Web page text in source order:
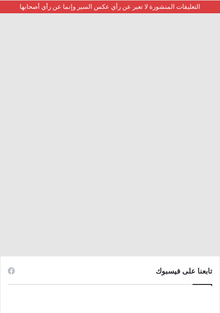
التعليقات المنشورة لا تعبر عن رأي عكس السير وإنما عن رأي أصحابها
تابعنا على فيسبوك